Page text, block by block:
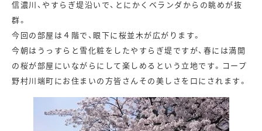
信濃川、やすらぎ堤沿いで、とにかくベランダからの眺めが抜
群。
今回の部屋は４階で、眼下に桜並木が広がります。
今朝はうっすらと雪化粧をしたやすらぎ堤ですが、春には満開
の桜が部屋にいながらにして楽しめるという立地です。コープ
野村川端町にお住まいの方皆さんその美しさを口にされます。